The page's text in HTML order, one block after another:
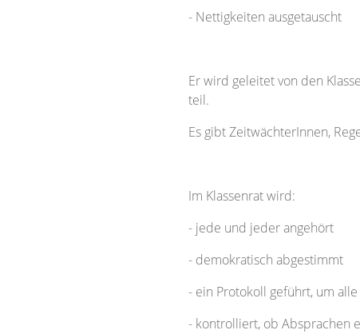
- Nettigkeiten ausgetauscht
Er wird geleitet von den
teil.
Es gibt ZeitwächterInnen,
Im Klassenrat wird:
- jede und jeder angehört
- demokratisch abgestimmt
- ein Protokoll geführt, um
- kontrolliert, ob Absprachen